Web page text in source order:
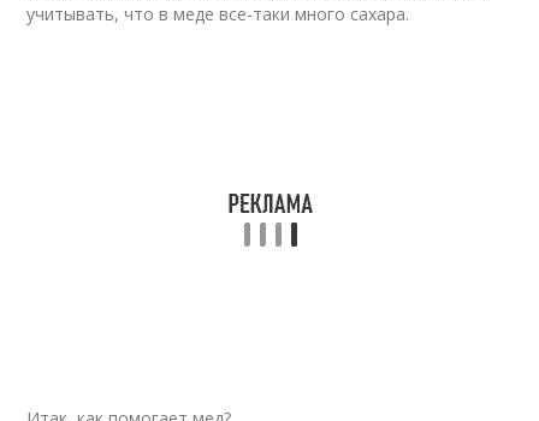
учитывать, что в меде все-таки много сахара.